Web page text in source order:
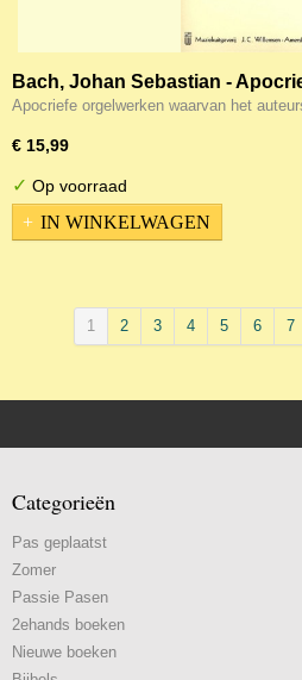
Bach, Johan Sebastian -
Apocriefe orgelwerken waarvan het
€ 15,99
✓ Op voorraad
IN WINKELWAGEN
1 2 3 4 5 6 7
Categorieën
Pas geplaatst
Zomer
Passie Pasen
2ehands boeken
Nieuwe boeken